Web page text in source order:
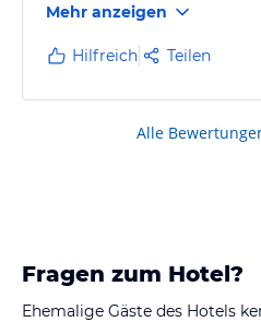
Orangenschaft, Omlett wie
Buffet frisch gemacht.
Personal sehr freundlich
Können das Hotel zu 100%
Mehr anzeigen
Hilfreich Teilen
Alle
Fragen zum Hotel?
Ehemalige Gäste des Hotels